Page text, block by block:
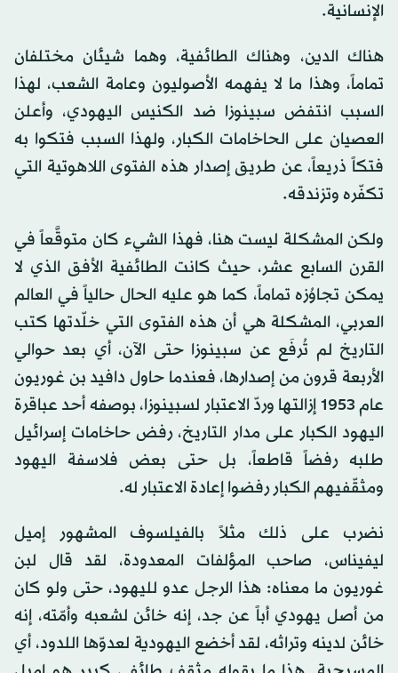
الإنسانية.
هناك الدين، وهناك الطائفية، وهما شيئان مختلفان
تماماً، وهذا ما لا يفهمه الأصوليون وعامة الشعب، لهذا
السبب انتفض سبينوزا ضد الكنيس اليهودي، وأعلن
العصيان على الحاخامات الكبار، ولهذا السبب فتكوا به
فتكاً ذريعاً، عن طريق إصدار هذه الفتوى اللاهوتية التي
تكفّره وتزندقه.
ولكن المشكلة ليست هنا، فهذا الشيء كان متوقَّعاً في
القرن السابع عشر، حيث كانت الطائفية الأفق الذي لا
يمكن تجاوُزه تماماً، كما هو عليه الحال حالياً في العالم
العربي، المشكلة هي أن هذه الفتوى التي خلّدتها كتب
التاريخ لم تُرفَع عن سبينوزا حتى الآن، أي بعد حوالي
الأربعة قرون من إصدارها، فعندما حاول دافيد بن غوريون
عام 1953 إزالتها وردّ الاعتبار لسبينوزا، بوصفه أحد عباقرة
اليهود الكبار على مدار التاريخ، رفض حاخامات إسرائيل
طلبه رفضاً قاطعاً، بل حتى بعض فلاسفة اليهود
ومثقّفيهم الكبار رفضوا إعادة الاعتبار له.
نضرب على ذلك مثلاً بالفيلسوف المشهور إميل
ليفيناس، صاحب المؤلفات المعدودة، لقد قال لبن
غوريون ما معناه: هذا الرجل عدو لليهود، حتى ولو كان
من أصل يهودي أباً عن جد، إنه خائن لشعبه وأمّته، إنه
خائن لدينه وتراثه، لقد أخضع اليهودية لعدوّها اللدود، أي